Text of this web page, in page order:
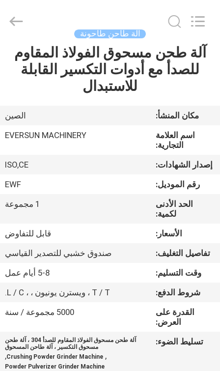
مسكن
عرض
الواقع
الافتراضي
معلومات
في
المعمل
مراقبة
الجودة
اتصل
Reserved.
آلة طاحن طاحونة
آلة طحن مسحوق الفولاذ المقاوم
للصدأ مع أدوات التكسير القابلة
للاستبدال
مكان المنشأ:
الصين
اسم العلامة
التجارية:
EVERSUN MACHINERY
إصدار الشهادات:
ISO,CE
رقم الموديل:
EWF
الحد الأدنى
لكمية:
1 مجموعة
الأسعار:
قابل للتفاوض
تفاصيل التغليف:
صندوق خشبي للتصدير القياسي
وقت التسليم:
5-8 أيام عمل
شروط الدفع:
T / T ، ويسترن يونيون ، ، L / C.
القدرة على
العرض:
5000 مجموعة / سنة
تسليط الضوء:
آلة طحن مسحوق الفولاذ المقاوم للصدأ 304 ، آلة طحن
مسحوق التكسير ، آلة طاحن المسحوق
,
Crushing Powder Grinder Machine
,
Powder Pulverizer Grinder Machine